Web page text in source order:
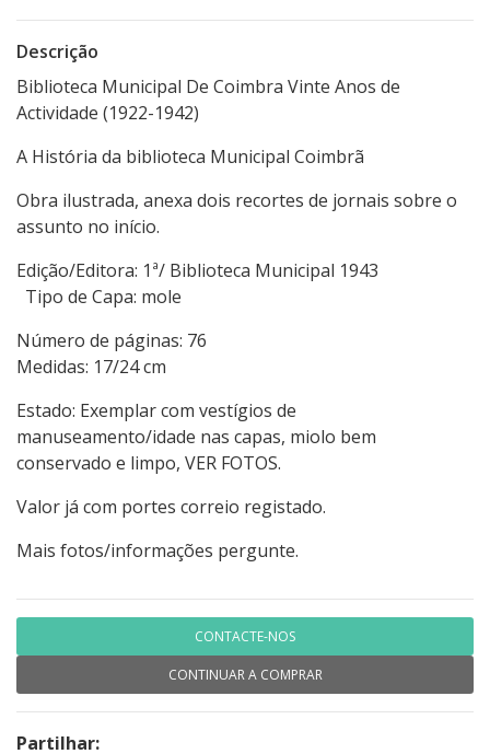
Descrição
Biblioteca Municipal De Coimbra Vinte Anos de
Actividade (1922-1942)
A História da biblioteca Municipal Coimbrã
Obra ilustrada, anexa dois recortes de jornais sobre o
assunto no início.
Edição/Editora: 1ª/ Biblioteca Municipal 1943
Tipo de Capa: mole
Número de páginas: 76
Medidas: 17/24 cm
Estado: Exemplar com vestígios de
manuseamento/idade nas capas, miolo bem
conservado e limpo, VER FOTOS.
Valor já com portes correio registado.
Mais fotos/informações pergunte.
CONTACTE-NOS
CONTINUAR A COMPRAR
Partilhar: